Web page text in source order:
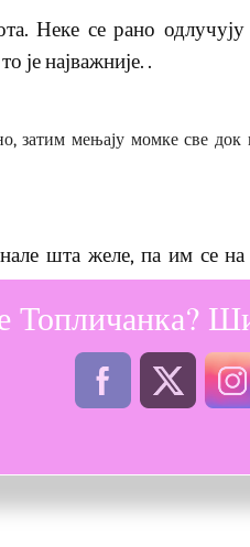
Неке се рано одлучују
је најважније. .
затим мењају момке све док
шта желе, па им се на
са “колегиницама”
мене.
Топличанка?